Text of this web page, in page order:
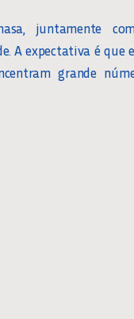
juntamente
A expectativa é que
grande